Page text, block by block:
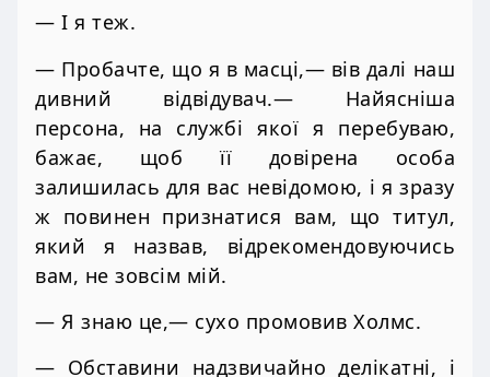
— І я теж.
— Пробачте, що я в масці,— вів далі наш
дивний відвідувач.— Найясніша
персона, на службі якої я перебуваю,
бажає, щоб її довірена особа
залишилась для вас невідомою, і я зразу
ж повинен признатися вам, що титул,
який я назвав, відрекомендовуючись
вам, не зовсім мій.
— Я знаю це,— сухо промовив Холмс.
— Обставини надзвичайно делікатні, і